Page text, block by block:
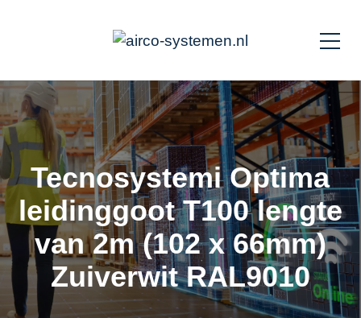
Tecnosystemi Optima
leidinggoot T100 lengte
van 2m (102 x 66mm)
Zuiverwit RAL9010